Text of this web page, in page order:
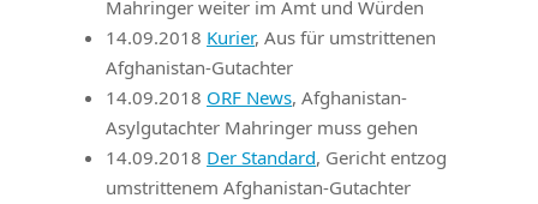
Mahringer weiter im Amt und Würden
14.09.2018 Kurier, Aus für umstrittenen
Afghanistan-Gutachter
14.09.2018 ORF News, Afghanistan-
Asylgutachter Mahringer muss gehen
14.09.2018 Der Standard, Gericht entzog
umstrittenem Afghanistan-Gutachter